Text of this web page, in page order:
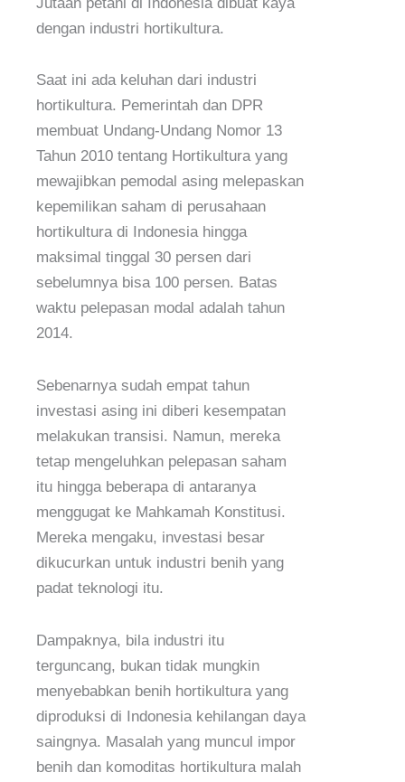
dengan industri hortikultura.
Saat ini ada keluhan dari industri
hortikultura. Pemerintah dan DPR
membuat Undang-Undang Nomor 13
Tahun 2010 tentang Hortikultura yang
mewajibkan pemodal asing melepaskan
kepemilikan saham di perusahaan
hortikultura di Indonesia hingga
maksimal tinggal 30 persen dari
sebelumnya bisa 100 persen. Batas
waktu pelepasan modal adalah tahun
2014.
Sebenarnya sudah empat tahun
investasi asing ini diberi kesempatan
melakukan transisi. Namun, mereka
tetap mengeluhkan pelepasan saham
itu hingga beberapa di antaranya
menggugat ke Mahkamah Konstitusi.
Mereka mengaku, investasi besar
dikucurkan untuk industri benih yang
padat teknologi itu.
Dampaknya, bila industri itu
terguncang, bukan tidak mungkin
menyebabkan benih hortikultura yang
diproduksi di Indonesia kehilangan daya
saingnya. Masalah yang muncul impor
benih dan komoditas hortikultura malah